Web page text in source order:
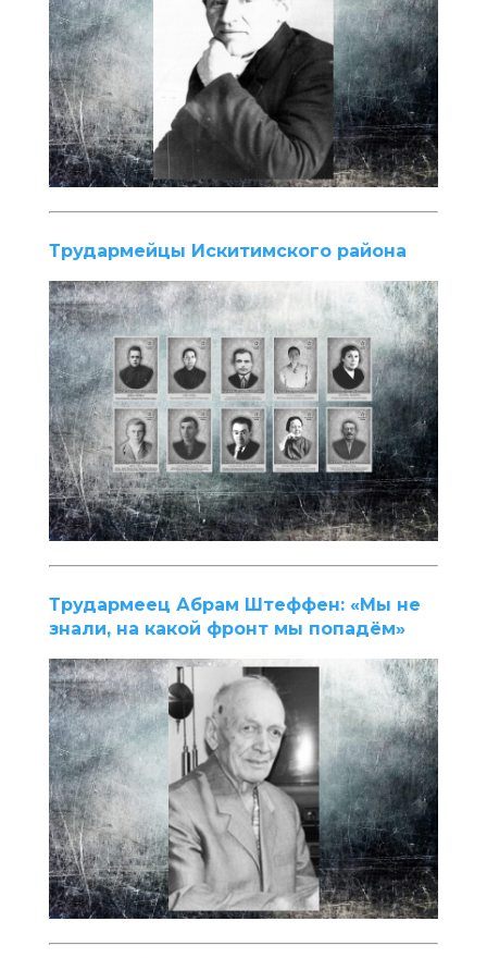
Трудармейцы Искитимского района
Трудармеец Абрам Штеффен: «Мы не
знали, на какой фронт мы попадём»